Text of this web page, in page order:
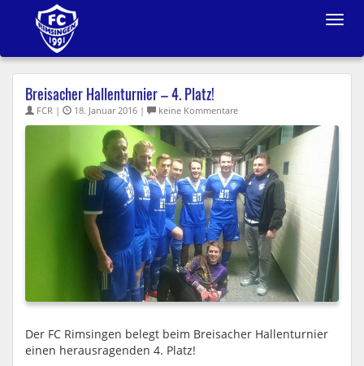
Toggle
Breisacher Hallenturnier – 4. Platz!
FCR | 18. Januar 2016 | keine Kommentare
Der FC Rimsingen belegt beim Breisacher Hallenturnier
einen herausragenden 4. Platz!